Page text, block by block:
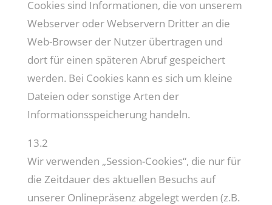
Cookies sind Informationen, die von unserem
Webserver oder Webservern Dritter an die
Web-Browser der Nutzer übertragen und
dort für einen späteren Abruf gespeichert
werden. Bei Cookies kann es sich um kleine
Dateien oder sonstige Arten der
Informationsspeicherung handeln.
13.2
Wir verwenden „Session-Cookies“, die nur für
die Zeitdauer des aktuellen Besuchs auf
unserer Onlinepräsenz abgelegt werden (z.B.